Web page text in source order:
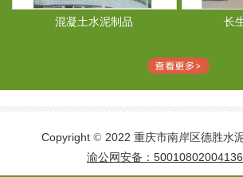
混凝土水泥制品 长
Copyright © 2022 重庆市南岸区德胜水
渝公网安备：